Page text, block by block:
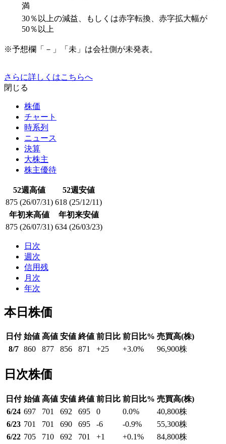
満
30％以上の減益、もしくは赤字転換、赤字拡大幅が
50％以上
※予想欄「－」「未」は会社側が未発表。
さらに詳しくはこちらへ
閉じる
株価
チャート
時系列
ニュース
決算
大株主
株主優待
52週高値
52週安値
875 (26/07/31) 618 (25/12/11)
年初来高値
年初来安値
875 (26/07/31) 634 (26/03/23)
日次
週次
信用残
月次
年次
本日株価
日付 始値 高値 安値 終値 前日比 前日比% 売買高(株)
8/7 860 877 856 871 +25 +3.0% 96,900株
日次株価
日付 始値 高値 安値 終値 前日比 前日比% 売買高(株)
6/24 697 701 692 695 0 0.0% 40,800株
6/23 701 701 690 695 -6 -0.9% 55,300株
6/22 705 710 692 701 +1 +0.1% 84,800株